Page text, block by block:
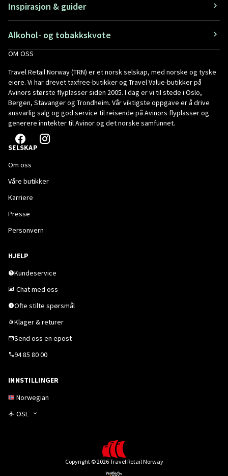
Inspirasjon & guider
Alkohol- og tobakkskvote
OM OSS
Travel Retail Norway (TRN) er et norsk selskap, med norske og tyske
eiere. Vi har drevet taxfree-butikker og Travel Value-butikker på
Avinors største flyplasser siden 2005. I dag er vi til stede i Oslo,
Bergen, Stavanger og Trondheim. Vår viktigste oppgave er å drive
ansvarlig salg og god service til reisende på Avinors flyplasser og
generere inntekter til Avinor og det norske samfunnet.
SELSKAP
Om oss
Våre butikker
Karriere
Presse
Personvern
HJELP
Kundeservice
Chat med oss
Ofte stilte spørsmål
Klager & returer
Send oss en epost
94 85 80 00
INNSTILLINGER
Norwegian
OSL
Copyright © 2026 Travel Retail Norway